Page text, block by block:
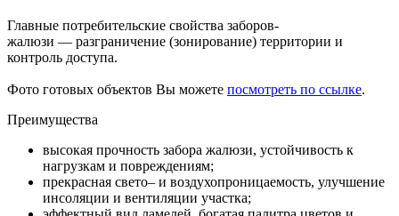
Главные потребительские свойства заборов-
жалюзи — разграничение (зонирование) территории и
контроль доступа.
Фото готовых объектов Вы можете посмотреть по ссылке.
Преимущества
высокая прочность забора жалюзи, устойчивость к
нагрузкам и повреждениям;
прекрасная свето– и воздухопроницаемость, улучшение
инсоляции и вентиляции участка;